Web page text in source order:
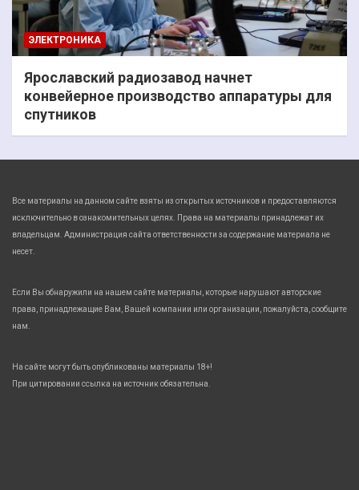
ЭЛЕКТРОНИКА
Ярославский радиозавод начнет
конвейерное производство аппаратуры для
спутников
Все материалы на данном сайте взяты из открытых источников и предоставляются
исключительно в ознакомительных целях. Права на материалы принадлежат их
владельцам. Администрация сайта ответственности за содержание материала не
несет.
Если Вы обнаружили на нашем сайте материалы, которые нарушают авторские
права, принадлежащие Вам, Вашей компании или организации, пожалуйста, сообщите
нам.
На сайте могут быть опубликованы материалы 18+!
При цитировании ссылка на источник обязательна.